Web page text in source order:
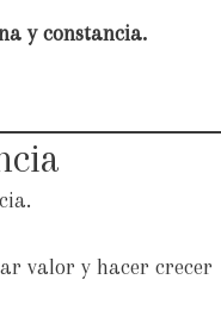
y constancia.
valor y hacer crecer